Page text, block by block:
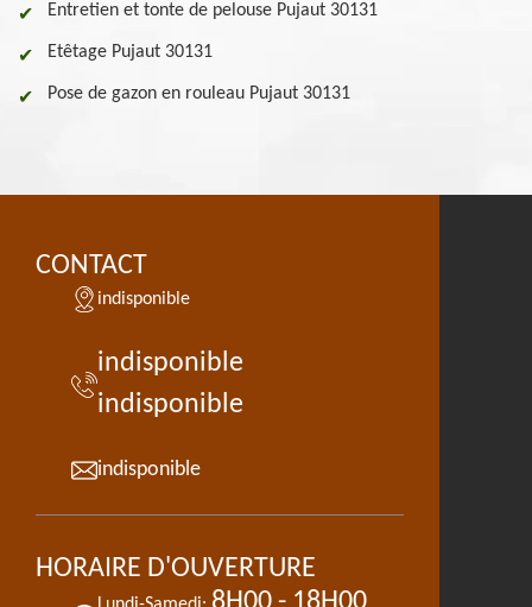
Entretien et tonte de pelouse Pujaut 30131
Etêtage Pujaut 30131
Pose de gazon en rouleau Pujaut 30131
CONTACT
indisponible
indisponible
indisponible
indisponible
HORAIRE D'OUVERTURE